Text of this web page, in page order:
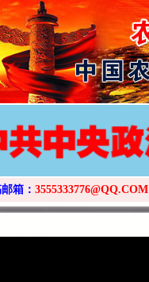
箱： 3555333776@QQ.COM